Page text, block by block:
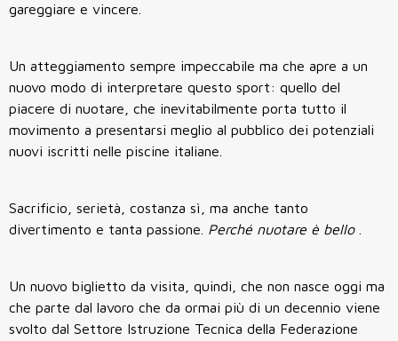
gareggiare e vincere.
Un atteggiamento sempre impeccabile ma che apre a un
nuovo modo di interpretare questo sport: quello del
piacere di nuotare, che inevitabilmente porta tutto il
movimento a presentarsi meglio al pubblico dei potenziali
nuovi iscritti nelle piscine italiane.
Sacrificio, serietà, costanza sì, ma anche tanto
divertimento e tanta passione. Perché nuotare è bello
Un nuovo biglietto da visita, quindi, che non nasce oggi ma
che parte dal lavoro che da ormai più di un decennio viene
svolto dal Settore Istruzione Tecnica della Federazione